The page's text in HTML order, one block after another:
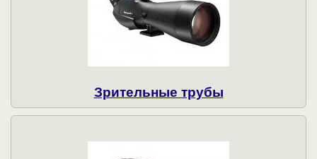
Зрительные трубы